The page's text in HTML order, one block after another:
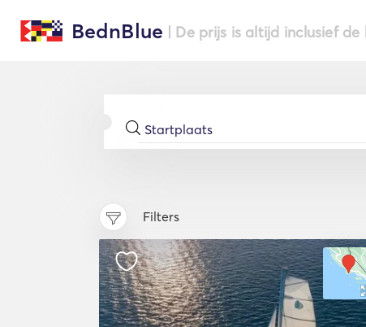
BednBlue | De prijs is altijd inclusief
Filters